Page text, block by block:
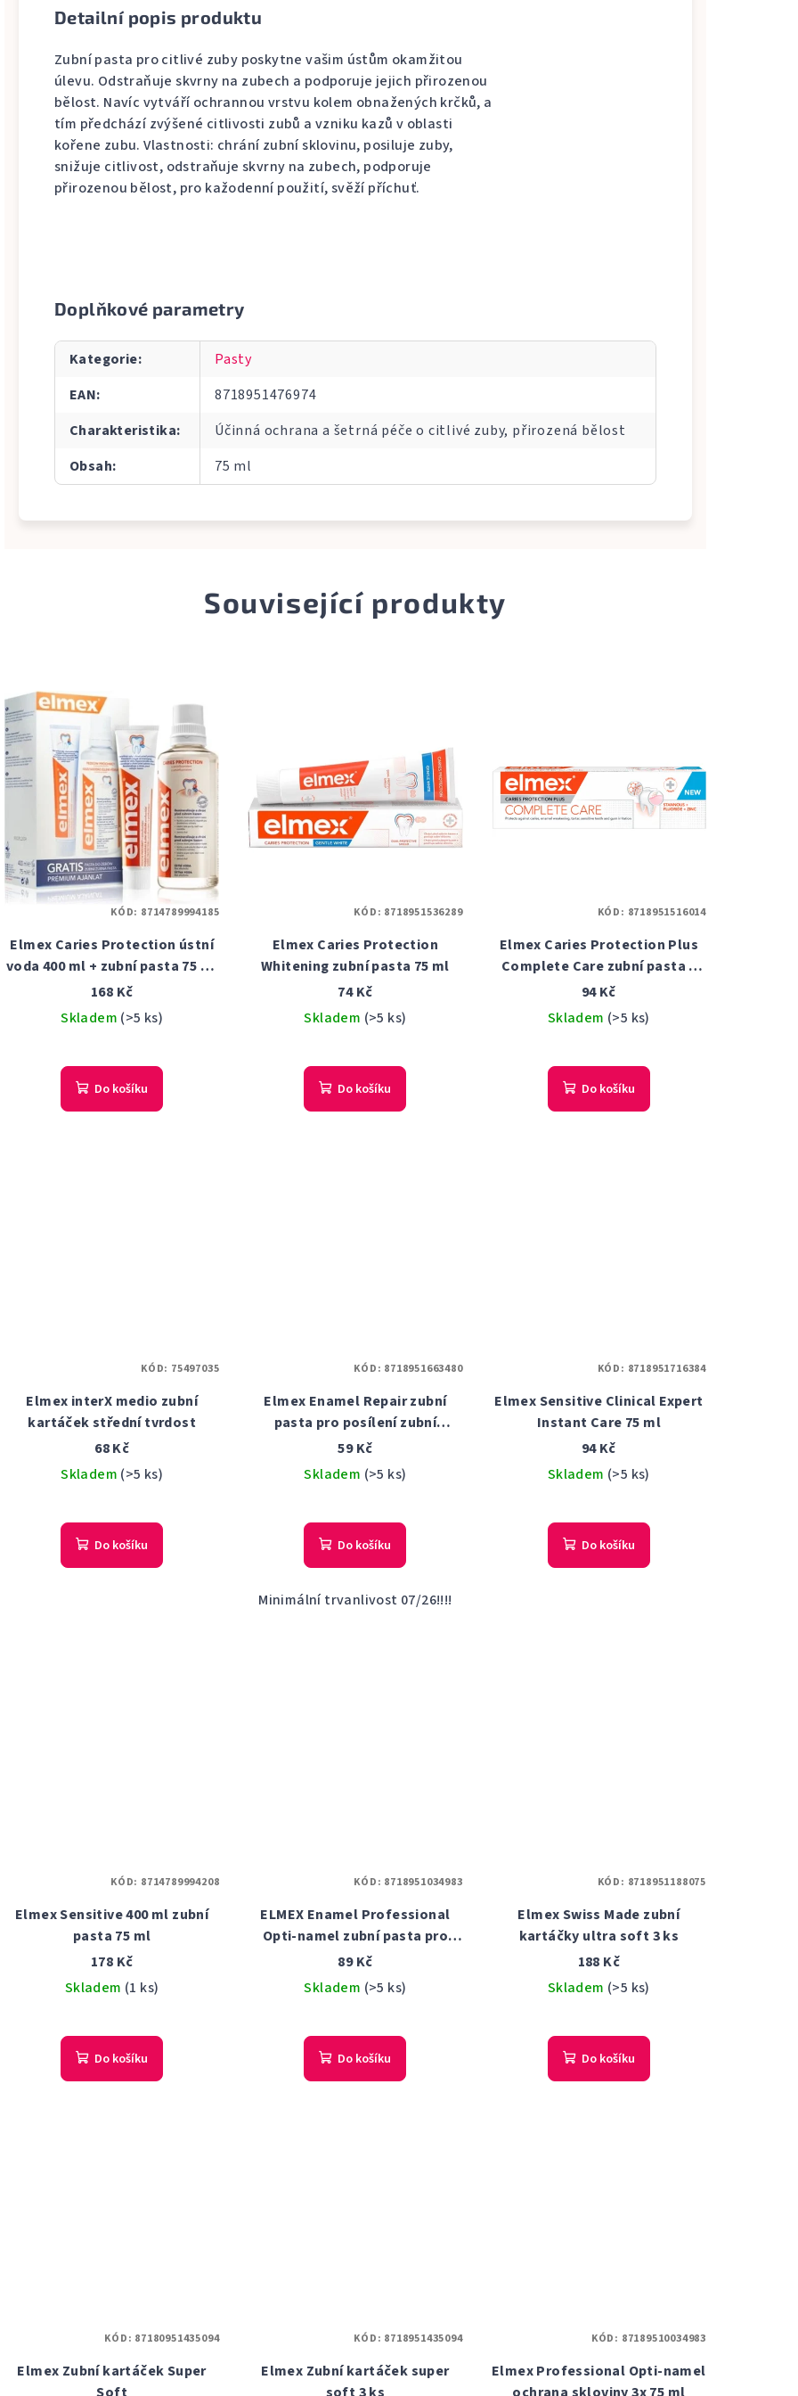
Detailní popis produktu
Zubní pasta pro citlivé zuby poskytne vašim ústům okamžitou
úlevu. Odstraňuje skvrny na zubech a podporuje jejich přirozenou
bělost. Navíc vytváří ochrannou vrstvu kolem obnažených krčků, a
tím předchází zvýšené citlivosti zubů a vzniku kazů v oblasti
kořene zubu. Vlastnosti: chrání zubní sklovinu, posiluje zuby,
snižuje citlivost, odstraňuje skvrny na zubech, podporuje
přirozenou bělost, pro kažodenní použití, svěží příchuť.
Doplňkové parametry
Kategorie:
Pasty
EAN:
8718951476974
Charakteristika:
Účinná ochrana a šetrná péče o citlivé zuby, přirozená bělost
Obsah: 75 ml
Související produkty
Elmex Caries Protection ústní
voda 400 ml + zubní pasta 75 ml
dárková sada
168 Kč
Skladem (>5 ks)
Do košíku
KÓD: 8714789994185
Elmex Caries Protection
Whitening zubní pasta 75 ml
74 Kč
Skladem (>5 ks)
Do košíku
KÓD: 8718951536289
Elmex Caries Protection Plus
Complete Care zubní pasta s
fluorem 75 ml
94 Kč
Skladem (>5 ks)
hodnocení
produktu
je
Do košíku
KÓD: 8718951516014
Elmex interX medio zubní
kartáček střední tvrdost
68 Kč
Skladem (>5 ks)
Do košíku
KÓD: 75497035
Elmex Enamel Repair zubní
pasta pro posílení zubní
skloviny, 75 ml
59 Kč
Skladem (>5 ks)
hodnocení
produktu
je
5,0
Do košíku
Minimální trvanlivost 07/26!!!!
KÓD: 8718951663480
Elmex Sensitive Clinical Expert
Instant Care 75 ml
94 Kč
Skladem (>5 ks)
Do košíku
KÓD: 8718951716384
Elmex Sensitive 400 ml zubní
pasta 75 ml
178 Kč
Skladem (1 ks)
Do košíku
KÓD: 8714789994208
ELMEX Enamel Professional
Opti-namel zubní pasta pro
ochranu zubní skloviny 75 ml
89 Kč
Skladem (>5 ks)
Do košíku
KÓD: 8718951034983
Elmex Swiss Made zubní
kartáčky ultra soft 3 ks
188 Kč
Skladem (>5 ks)
Do košíku
KÓD: 8718951188075
Elmex Zubní kartáček Super
KÓD: 87180951435094
Elmex Zubní kartáček super
KÓD: 8718951435094
Elmex Professional Opti-namel
KÓD: 87189510034983